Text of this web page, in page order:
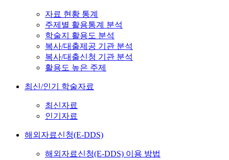
자료 현황 통계
주제별 활용통계 분석
학술지 활용도 분석
복사/대출제공 기관 분석
복사/대출신청 기관 분석
활용도 높은 주제
최신/인기 학술자료
최신자료
인기자료
해외자료신청(E-DDS)
해외자료신청(E-DDS) 이용 방법